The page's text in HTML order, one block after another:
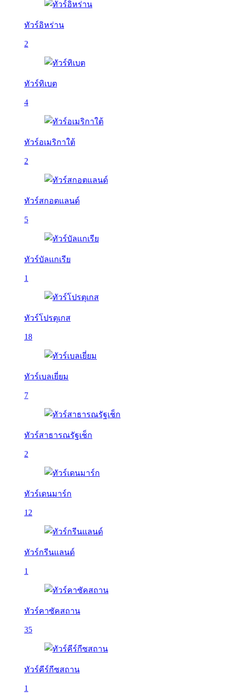
ทัวร์อิหร่าน
2
ทัวร์ทิเบต
4
ทัวร์อเมริกาใต้
2
ทัวร์สกอตแลนด์
5
ทัวร์บัลเเกเรีย
1
ทัวร์โปรตุเกส
18
ทัวร์เบลเยี่ยม
7
ทัวร์สาธารณรัฐเช็ก
2
ทัวร์เดนมาร์ก
12
ทัวร์กรีนแลนด์
1
ทัวร์คาซัคสถาน
35
ทัวร์คีร์กีซสถาน
1